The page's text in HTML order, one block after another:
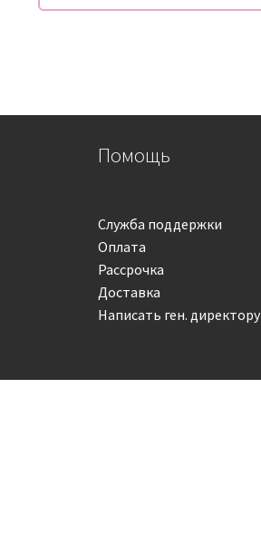
Помощь
Служба поддержки
Оплата
Рассрочка
Доставка
Написать ген. директору